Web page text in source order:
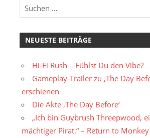
NEUESTE BEITRÄGE
Hi-Fi Rush – Fühlst Du den Vibe?
Gameplay-Trailer zu ‚The Day
erschienen
Die Akte ‚The Day Before‘
„Ich bin Guybrush Threepwood,
mächtiger Pirat.“ – Return to Monkey